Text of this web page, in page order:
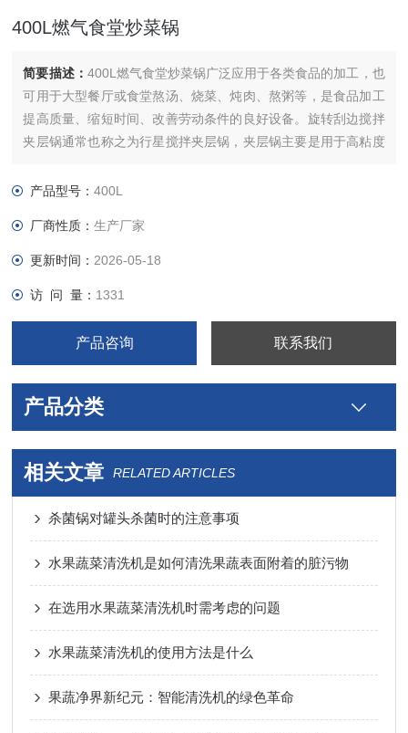
400L燃气食堂炒菜锅
简要描述： 400L燃气食堂炒菜锅广泛应用于各类食品的加工，也
可用于大型餐厅或食堂熬汤、烧菜、炖肉、熬粥等，是食品加工
提高质量、缩短时间、改善劳动条件的良好设备。旋转刮边搅拌
夹层锅通常也称之为行星搅拌夹层锅，夹层锅主要是用于高粘度
产品型号：400L
厂商性质：生产厂家
更新时间： 2026-05-18
访 问 量： 1331
产品咨询 联系我们
产品分类
相关文章 RELATED ARTICLES
杀菌锅对罐头杀菌时的注意事项
水果蔬菜清洗机是如何清洗果蔬表面附着的脏污物
在选用水果蔬菜清洗机时需考虑的问题
水果蔬菜清洗机的使用方法是什么
果蔬净界新纪元：智能清洗机的绿色革命